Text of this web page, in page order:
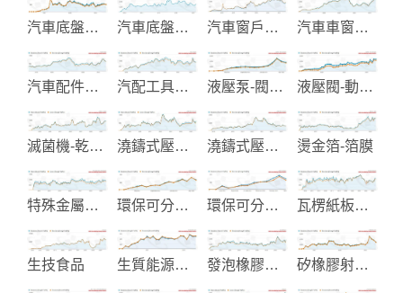
汽車底盤零件 汽車底盤零件製造 汽車窗戶升降器 汽車車窗升降裝置與Parts
汽車配件電鍍 汽配工具製造 液壓泵-閥及系統製造 液壓閥-動力配件製造
滅菌機-乾燥機 澆鑄式壓克力板生產 澆鑄式壓克力板製造 燙金箔-箔膜
特殊金屬鈦鋯鉭工業設備製造 環保可分解產品 環保可分解製品 瓦楞紙板生產設備
生技食品 生質能源再生系統 發泡橡膠製品 矽橡膠射出成型